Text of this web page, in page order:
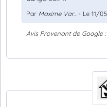
Par Maxime Var... - Le 11/
Avis Provenant de Google :